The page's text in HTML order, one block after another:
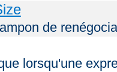
de
lorsqu'une